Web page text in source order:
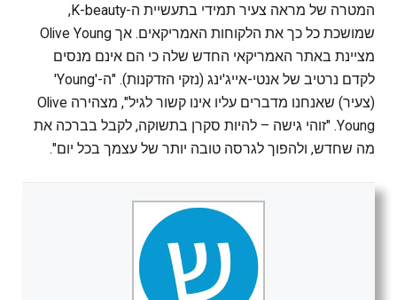
המטרה של מראה צעיר תמידי בתעשיית ה-K-beauty,
שמושכת כל כך את הלקוחות האמריקאים. אך Olive Young
מציינת באתר האמריקאי החדש שלה כי הם אינם מנסים
לקדם נרטיב של אנטי-אייג'ינג (נזקי הזדקנות). "ה-'Young'
(צעיר) שאנחנו מדברים עליו אינו קשור לגיל", מצהירה Olive
Young. "זוהי גישה – להיות סקרן בתשוקה, לקבל בברכה את
מה שחדש, ולהפוך לגרסה טובה יותר של עצמך בכל יום".